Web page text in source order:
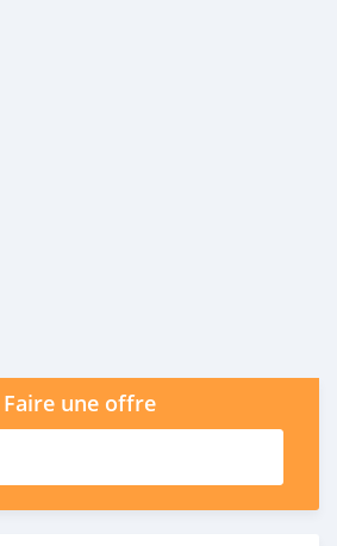
Faire une offre